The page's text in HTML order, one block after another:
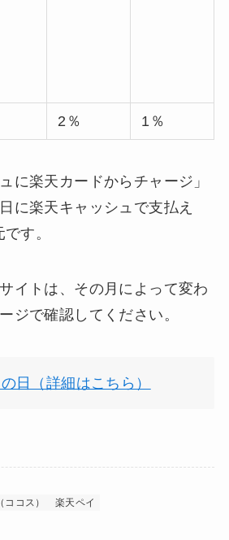
2％ 1％
に楽天カードからチャージ」
に楽天キャッシュで支払え
す。
イトは、その月によって変わ
ジで確認してください。
日（詳細はこちら）
コス） 楽天ペイ